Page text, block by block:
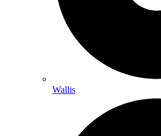
Wallis